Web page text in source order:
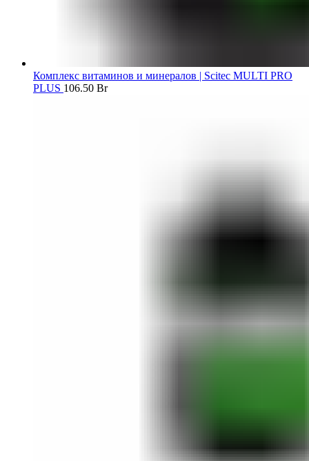
Комплекс витаминов и минералов | Scitec MULTI PRO
PLUS 106.50 Br